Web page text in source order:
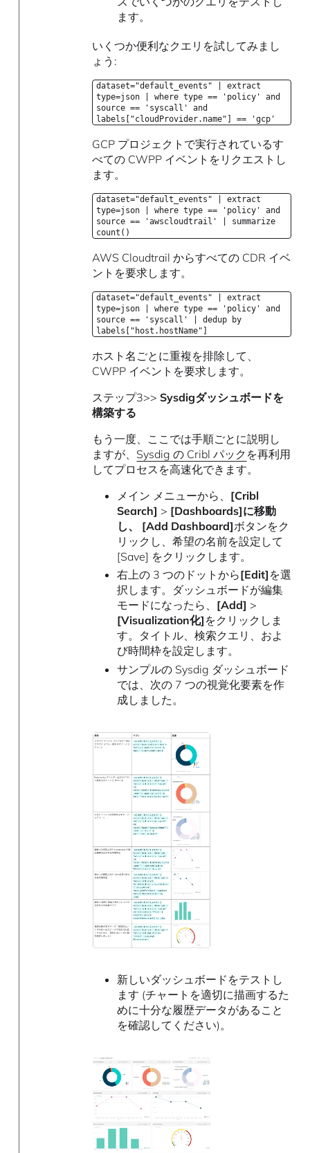
ます。
いくつか便利なクエリを試してみまし
ょう:
dataset="default_events" | extract
type=json | where type == 'policy' and
source == 'syscall' and
labels["cloudProvider.name"] == 'gcp'
GCP プロジェクトで実行されているす
べての CWPP イベントをリクエストし
ます。
dataset="default_events" | extract
type=json | where type == 'policy' and
source == 'awscloudtrail' | summarize
count()
AWS Cloudtrail からすべての CDR イベ
ントを要求します。
dataset="default_events" | extract
type=json | where type == 'policy' and
source == 'syscall' | dedup by
labels["host.hostName"]
ホスト名ごとに重複を排除して、
CWPP イベントを要求します。
ステップ3>>Sysdigダッシュボードを
構築する
もう一度、ここでは手順ごとに説明し
ますが、 Sysdig の Cribl パック を再利用
してプロセスを高速化できます。
メイン メニューから、 [Cribl
Search] > [Dashboards]に移動
し、 [Add Dashboard]ボタンをク
リックし、希望の名前を設定して
[Save] をクリックします。
右上の 3 つのドットから[Edit] を選
択します。ダッシュボードが編集
モードになったら、 [Add] >
[Visualization化] をクリックしま
す。タイトル、検索クエリ、およ
び時間枠を設定します。
サンプルの Sysdig ダッシュボード
では、次の 7 つの視覚化要素を作
成しました。
新しいダッシュボードをテストし
ます (チャートを適切に描画するた
めに十分な履歴データがあること
を確認してください)。